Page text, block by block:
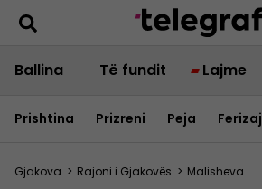
Ballina Të fundit Lajme
Prishtina Prizreni Peja Ferizaj
Gjakova > Rajoni i Gjakovës > Malisheva